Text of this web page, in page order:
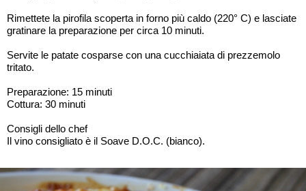
Rimettete la pirofila scoperta in forno più caldo (220° C) e lasciate
gratinare la preparazione per circa 10 minuti.
Servite le patate cosparse con una cucchiaiata di prezzemolo
tritato.
Preparazione: 15 minuti
Cottura: 30 minuti
Consigli dello chef
Il vino consigliato è il Soave D.O.C. (bianco).